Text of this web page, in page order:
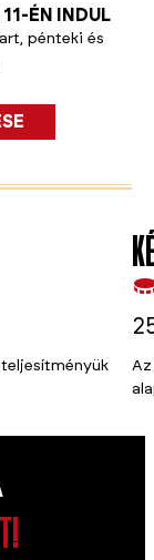
ÉN INDUL
pénteki és